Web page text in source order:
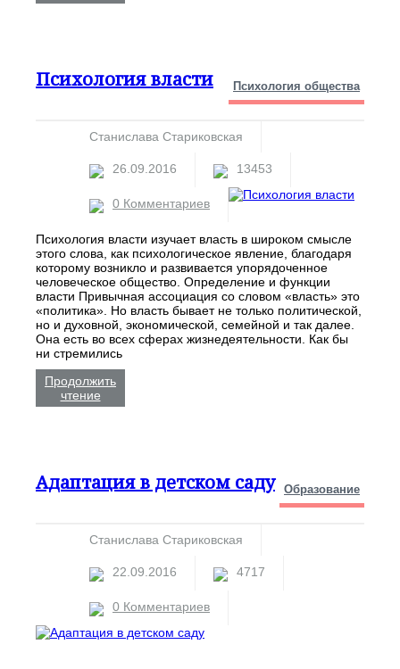
Психология власти Психология общества
Станислава Стариковская
26.09.2016 13453
0 Комментариев
Психология власти изучает власть в широком смысле
этого слова, как психологическое явление, благодаря
которому возникло и развивается упорядоченное
человеческое общество. Определение и функции
власти Привычная ассоциация со словом «власть» это
«политика». Но власть бывает не только политической,
но и духовной, экономической, семейной и так далее.
Она есть во всех сферах жизнедеятельности. Как бы
ни стремились
Продолжить
чтение
Адаптация в детском саду Образование
Станислава Стариковская
22.09.2016 4717
0 Комментариев